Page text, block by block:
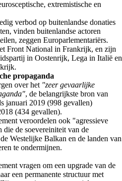
extremistische en
verbod op buitenlandse donaties
vinden buitenlandse actoren
zeggen Europarlementariërs.
Front National in Frankrijk, en zijn
in Oostenrijk, Lega in Italië en
propaganda
over het "zeer gevaarlijke
, de belangrijkste bron van
januari 2019 (998 gevallen)
(434 gevallen).
veroordelen ook "agressieve
die de soevereiniteit van de
Westelijke Balkan en de landen van
te ondermijnen.
vragen om een upgrade van de
een permanente structuur met